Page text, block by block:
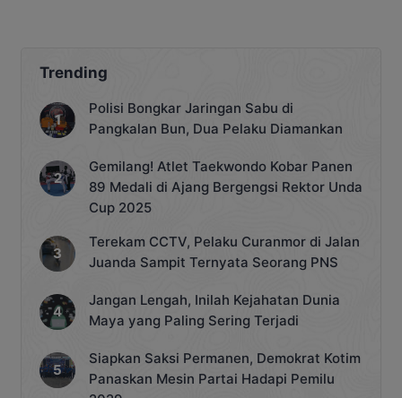
Trending
Polisi Bongkar Jaringan Sabu di
Pangkalan Bun, Dua Pelaku Diamankan
Gemilang! Atlet Taekwondo Kobar Panen
89 Medali di Ajang Bergengsi Rektor Unda
Cup 2025
Terekam CCTV, Pelaku Curanmor di Jalan
Juanda Sampit Ternyata Seorang PNS
Jangan Lengah, Inilah Kejahatan Dunia
Maya yang Paling Sering Terjadi
Siapkan Saksi Permanen, Demokrat Kotim
Panaskan Mesin Partai Hadapi Pemilu